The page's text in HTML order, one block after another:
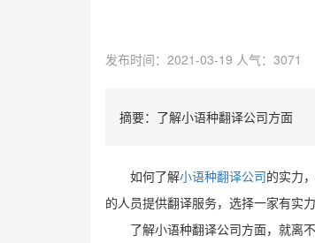
发布时间：2021-03-19 人气：3071
摘要：了解小语种翻译公司方面
如何了解小语种翻译公司 的实力
的人员提供翻译服务，选择一家有实
了解小语种翻译公司方面，就离